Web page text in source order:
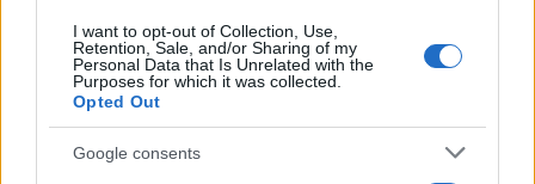
I want to opt-out of Collection, Use,
Retention, Sale, and/or Sharing of my
Personal Data that Is Unrelated with the
Purposes for which it was collected.
Opted Out
Google consents
k p
Incidente sulla strada provinciale ad Arzachena,
un ferito